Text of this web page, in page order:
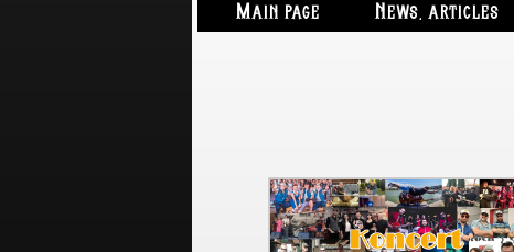
Main page News, articles